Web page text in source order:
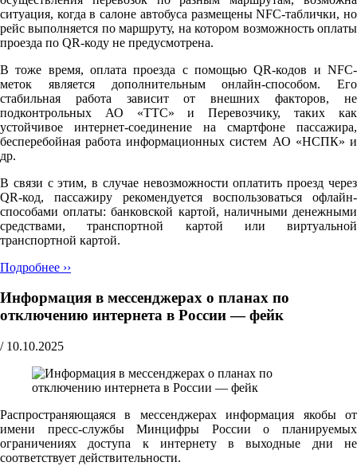
ситуация, когда в салоне автобуса размещены NFC-таблички, но
рейс выполняется по маршруту, на котором возможность оплаты
проезда по QR-коду не предусмотрена.
В тоже время, оплата проезда с помощью QR-кодов и NFC-
меток является дополнительным онлайн-способом. Его
стабильная работа зависит от внешних факторов, не
подконтрольных АО «ТТС» и Перевозчику, таких как
устойчивое интернет-соединение на смартфоне пассажира,
бесперебойная работа информационных систем АО «НСПК» и
др.
В связи с этим, в случае невозможности оплатить проезд через
QR-код, пассажиру рекомендуется воспользоваться офлайн-
способами оплаты: банковской картой, наличными денежными
средствами, транспортной картой или виртуальной
транспортной картой.
Подробнее ››
Информация в мессенджерах о планах по
отключению интернета в России — фейк
/ 10.10.2025
Распространяющаяся в мессенджерах информация якобы от
имени пресс-службы Минцифры России о планируемых
ограничениях доступа к интернету в выходные дни не
соответствует действительности.